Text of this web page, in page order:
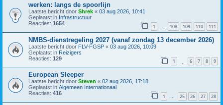
werken: langs de spoorlijn
Laatste bericht door Shrek « 03 aug 2026, 10:41
Geplaatst in Infrastructuur
Reacties: 1654 1 … 108 109 110 111
NMBS-dienstregeling 2027 (vanaf zondag 13 december 2026)
Laatste bericht door FLV-FGSP « 03 aug 2026, 10:09
Geplaatst in Reizigers
Reacties: 129 1 6 7 8 9
European Sleeper
Laatste bericht door Steven « 02 aug 2026, 17:18
Geplaatst in Algemeen Internationaal
Reacties: 416 1 … 25 26 27 28